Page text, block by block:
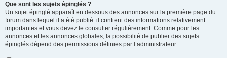
Que sont les sujets épinglés ?
Un sujet épinglé apparaît en dessous des annonces sur la première page du
forum dans lequel il a été publié. il contient des informations relativement
importantes et vous devez le consulter régulièrement. Comme pour les
annonces et les annonces globales, la possibilité de publier des sujets
épinglés dépend des permissions définies par l’administrateur.